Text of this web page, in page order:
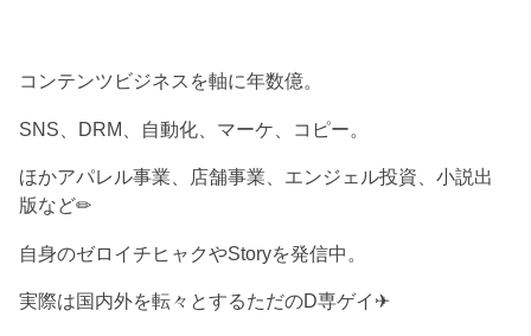
コンテンツビジネスを軸に年数億。
SNS、DRM、自動化、マーケ、コピー。
ほかアパレル事業、店舗事業、エンジェル投資、小説出
版など✏︎
自身のゼロイチヒャクやStoryを発信中。
実際は国内外を転々とするただのD専ゲイ✈︎